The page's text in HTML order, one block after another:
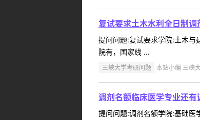
复试要求土木水利全日制
提问问题:复试要求学院:土木
院有，国家线 ...
三峡大学考研问题 本站小编 三峡
调剂名额临床医学专业还
提问问题:调剂名额学院:基础